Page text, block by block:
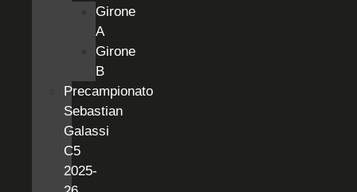
Girone
A
Girone
B
Precampionato
Sebastian
Galassi
C5
2025-